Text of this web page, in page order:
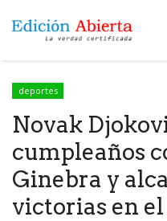
deportes
Novak
cumpleaños
Ginebra y
victorias en